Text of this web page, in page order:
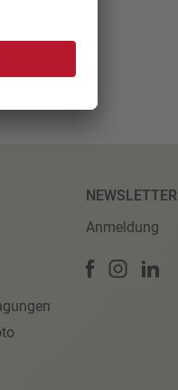
NEWSLETTER
Anmeldung